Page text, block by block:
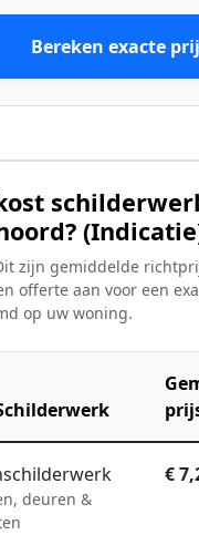
Bereken exacte
zijn gemiddelde
offerte aan voor een
op uw woning.
deuren &
€